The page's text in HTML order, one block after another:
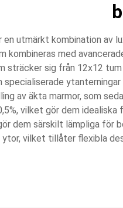
en utmärkt kombination
kombineras med
sträcker sig från 12x12
specialiserade
av äkta marmor, som
vilket gör dem
dem särskilt lämpliga för
ytor, vilket tillåter flexibla